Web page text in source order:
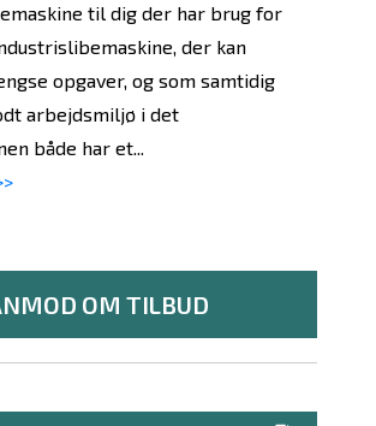
til dig der har brug for
der kan
opgaver, og som samtidig
arbejdsmiljø i det
både har et...
OM TILBUD